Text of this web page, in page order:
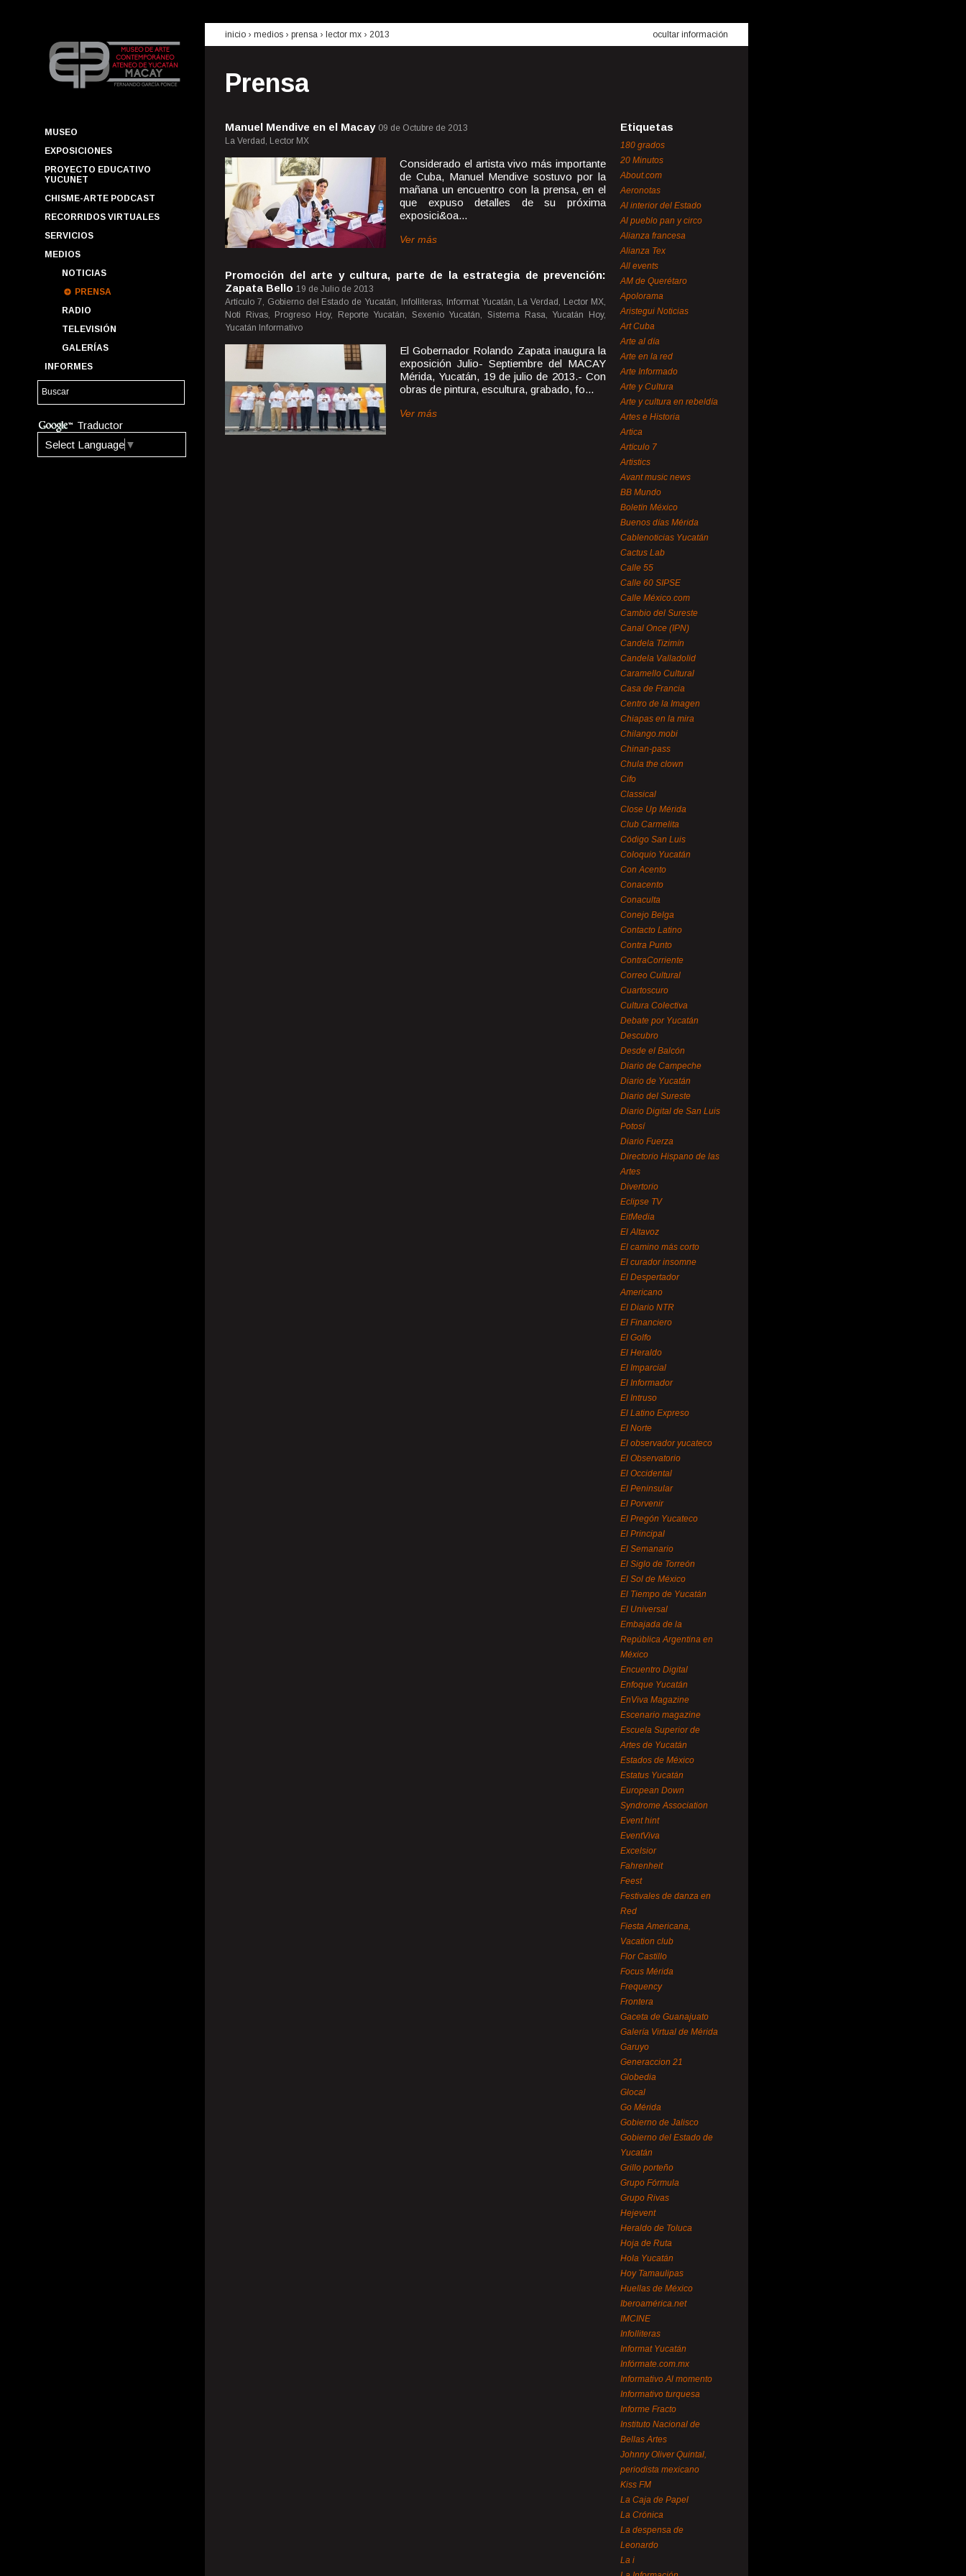
MUSEO
EXPOSICIONES
PROYECTO EDUCATIVO
YUCUNET
CHISME-ARTE PODCAST
RECORRIDOS VIRTUALES
SERVICIOS
MEDIOS
NOTICIAS
PRENSA
RADIO
TELEVISIÓN
GALERÍAS
INFORMES
Traductor
Select Language ▼
inicio › medios › prensa › lector mx › 2013 ocultar información
Prensa
Manuel Mendive en el Macay 09 de Octubre de 2013
La Verdad, Lector MX
Considerado el artista vivo más importante
de Cuba, Manuel Mendive sostuvo por la
mañana un encuentro con la prensa, en el
que expuso detalles de su próxima
exposici&oa...
Ver más
Promoción del arte y cultura, parte de la estrategia de prevención:
Zapata Bello 19 de Julio de 2013
Artículo 7, Gobierno del Estado de Yucatán, Infolliteras, Informat Yucatán, La Verdad, Lector MX,
Noti Rivas, Progreso Hoy, Reporte Yucatán, Sexenio Yucatán, Sistema Rasa, Yucatán Hoy,
Yucatán Informativo
El Gobernador Rolando Zapata inaugura la
exposición Julio- Septiembre del MACAY
Mérida, Yucatán, 19 de julio de 2013.- Con
obras de pintura, escultura, grabado, fo...
Ver más
Etiquetas
180 grados
20 Minutos
About.com
Aeronotas
Al interior del Estado
Al pueblo pan y circo
Alianza francesa
Alianza Tex
All events
AM de Querétaro
Apolorama
Aristegui Noticias
Art Cuba
Arte al día
Arte en la red
Arte Informado
Arte y Cultura
Arte y cultura en rebeldía
Artes e Historia
Artica
Artículo 7
Artistics
Avant music news
BB Mundo
Boletín México
Buenos días Mérida
Cablenoticias Yucatán
Cactus Lab
Calle 55
Calle 60 SIPSE
Calle México.com
Cambio del Sureste
Canal Once (IPN)
Candela Tizimín
Candela Valladolid
Caramello Cultural
Casa de Francia
Centro de la Imagen
Chiapas en la mira
Chilango.mobi
Chinan-pass
Chula the clown
Cifo
Classical
Close Up Mérida
Club Carmelita
Código San Luis
Coloquio Yucatán
Con Acento
Conacento
Conaculta
Conejo Belga
Contacto Latino
Contra Punto
ContraCorriente
Correo Cultural
Cuartoscuro
Cultura Colectiva
Debate por Yucatán
Descubro
Desde el Balcón
Diario de Campeche
Diario de Yucatán
Diario del Sureste
Diario Digital de San Luis
Potosí
Diario Fuerza
Directorio Hispano de las
Artes
Divertorio
Eclipse TV
EitMedia
El Altavoz
El camino más corto
El curador insomne
El Despertador
Americano
El Diario NTR
El Financiero
El Golfo
El Heraldo
El Imparcial
El Informador
El Intruso
El Latino Expreso
El Norte
El observador yucateco
El Observatorio
El Occidental
El Peninsular
El Porvenir
El Pregón Yucateco
El Principal
El Semanario
El Siglo de Torreón
El Sol de México
El Tiempo de Yucatán
El Universal
Embajada de la
República Argentina en
México
Encuentro Digital
Enfoque Yucatán
EnViva Magazine
Escenario magazine
Escuela Superior de
Artes de Yucatán
Estados de México
Estatus Yucatán
European Down
Syndrome Association
Event hint
EventViva
Excelsior
Fahrenheit
Feest
Festivales de danza en
Red
Fiesta Americana,
Vacation club
Flor Castillo
Focus Mérida
Frequency
Frontera
Gaceta de Guanajuato
Galería Virtual de Mérida
Garuyo
Generaccion 21
Globedia
Glocal
Go Mérida
Gobierno de Jalisco
Gobierno del Estado de
Yucatán
Grillo porteño
Grupo Fórmula
Grupo Rivas
Hejevent
Heraldo de Toluca
Hoja de Ruta
Hola Yucatán
Hoy Tamaulipas
Huellas de México
Iberoamérica.net
IMCINE
Infolliteras
Informat Yucatán
Infórmate.com.mx
Informativo Al momento
Informativo turquesa
Informe Fracto
Instituto Nacional de
Bellas Artes
Johnny Oliver Quintal,
periodista mexicano
Kiss FM
La Caja de Papel
La Crónica
La despensa de
Leonardo
La i